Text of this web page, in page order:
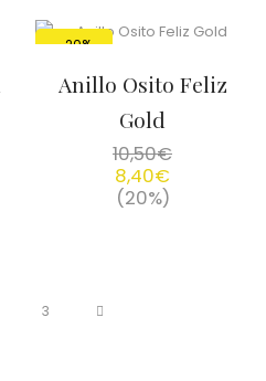
-20%
Anillo Osito Feliz
Gold
10,50€
8,40€
(20%)
3